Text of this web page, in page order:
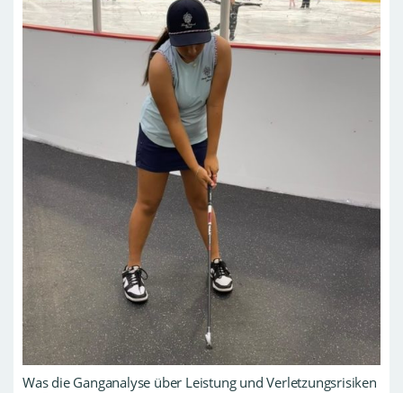
Was die Ganganalyse über Leistung und Verletzungsrisiken